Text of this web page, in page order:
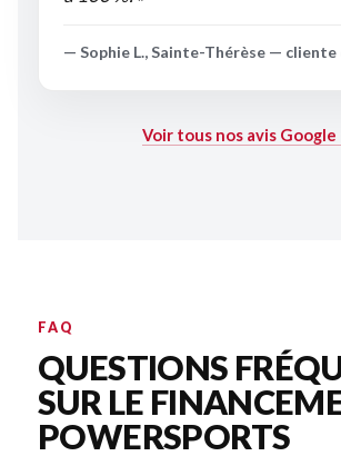
— Sophie L., Sainte-Thérèse — cliente
Voir tous nos avis
FAQ
QUESTIONS
SUR LE
POWERSPORTS